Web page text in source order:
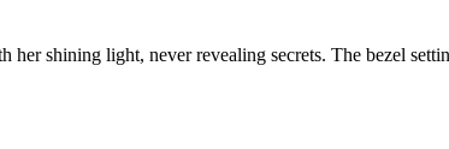
shining light, never revealing secrets. The bezel